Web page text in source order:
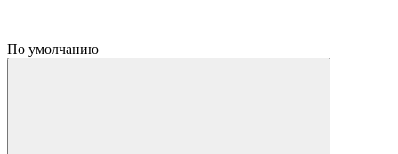
По умолчанию